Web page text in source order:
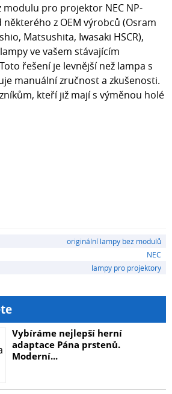
modulu pro projektor NEC NP-
některého z OEM výrobců (Osram
Matsushita, Iwasaki HSCR),
ve vašem stávajícím
řešení je levnější než lampa s
manuální zručnost a zkušenosti.
kteří již mají s výměnou holé
originální lampy bez modulů
NEC
lampy pro projektory
Vybíráme nejlepší herní
adaptace Pána prstenů.
Moderní...